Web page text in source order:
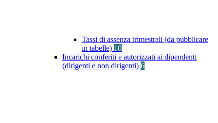
Tassi di assenza trimestrali (da pubblicare
in tabelle) 10
Incarichi conferiti e autorizzati ai dipendenti
(dirigenti e non dirigenti) 6